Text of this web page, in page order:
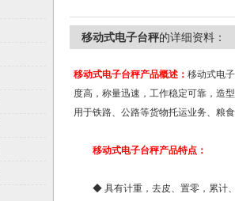
移动式电子台秤的详细资料：
移动式电子台秤产品概述： 移动式电
度高，称量迅速，工作稳定可靠，造
用于铁路、公路等货物托运业务、粮
移动式电子台秤产品特点：
◆ 具有计重，去皮、置零，累计、